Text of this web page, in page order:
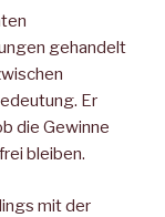
gehandelt
Er
die Gewinne
bleiben.
mit der